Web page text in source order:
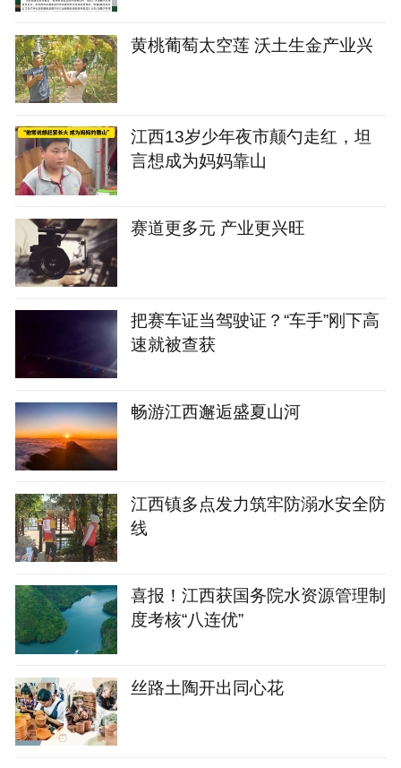
黄桃葡萄太空莲 沃土生金产业兴
江西13岁少年夜市颠勺走红，坦
言想成为妈妈靠山
赛道更多元 产业更兴旺
把赛车证当驾驶证？“车手”刚下高
速就被查获
畅游江西邂逅盛夏山河
江西镇多点发力筑牢防溺水安全防
线
喜报！江西获国务院水资源管理制
度考核“八连优”
丝路土陶开出同心花